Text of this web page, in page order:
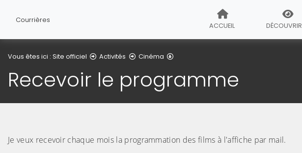
Courrières
ACCUEIL DÉCOUVRIR
Vous êtes ici : Site officiel Activités Cinéma
Recevoir le programme
Je veux recevoir chaque mois la programmation des films à l'affiche par mail.